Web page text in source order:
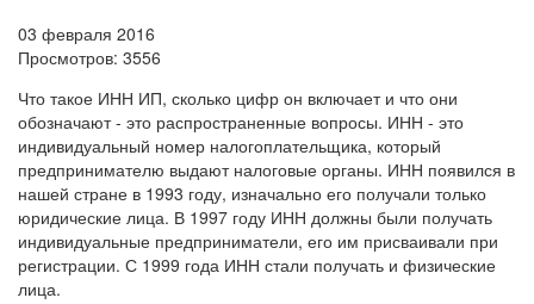
03 февраля 2016
Просмотров: 3556
Что такое ИНН ИП, сколько цифр он включает и что они
обозначают - это распространенные вопросы. ИНН - это
индивидуальный номер налогоплательщика, который
предпринимателю выдают налоговые органы. ИНН появился в
нашей стране в 1993 году, изначально его получали только
юридические лица. В 1997 году ИНН должны были получать
индивидуальные предприниматели, его им присваивали при
регистрации. С 1999 года ИНН стали получать и физические
лица.